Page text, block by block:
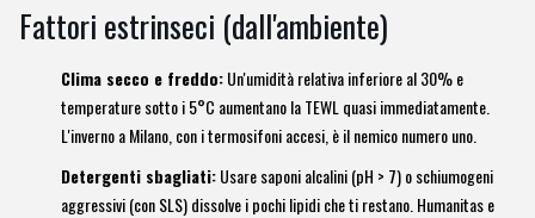
Fattori estrinseci (dall'ambiente)
Clima secco e freddo:Un'umidità relativa inferiore al 30% e
temperature sotto i 5°C aumentano la TEWL quasi immediatamente.
L'inverno a Milano, con i termosifoni accesi, è il nemico numero uno.
Detergenti sbagliati:Usare saponi alcalini (pH > 7) o schiumogeni
aggressivi (con SLS) dissolve i pochi lipidi che ti restano. Humanitas e